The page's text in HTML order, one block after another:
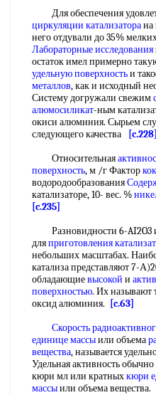
Для обеспечения
циркуляции катализаторана
него отдували до 35%
Лабораторные исследования
остаток имел примерно
удельную поверхностьи
металлов, как и исходный
Систему догружали свежим
алюмосиликат-ным
окиси алюминия. Сырьем
следующего качества
[c.228]
Относительная
поверхность, м /г Фактор
водородообразования
катализаторе, 10- вес. %
[c.235]
Разновидности 6-AI2O3
дляприготовления
небольших масштабах.
катализа представляют 7-
обладающиевысокой и
поверхностью. Их называют
оксид алюминия.
[c.63]
Скорость
единице массыили объема
вещества, называется
Удельная активность
кюри мл или кратныхкюри
массыили объема вещества.